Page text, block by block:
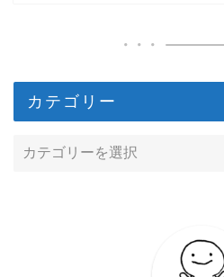
カテゴリー